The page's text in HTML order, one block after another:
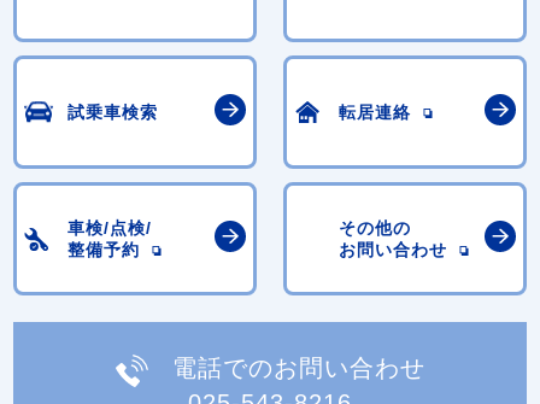
試乗車検索 転居連絡
車検/点検/
整備予約
その他の
お問い合わせ
電話でのお問い合わせ